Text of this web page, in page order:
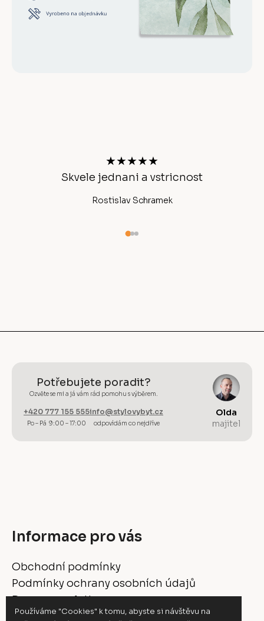
Používáme "Cookies" k tomu, abyste si návštěvu na
★★★★★
Skvele jednani a vstricnost
Rostislav Schramek
Potřebujete poradit?
Ozvěte se mi a já vám rád pomohu s výběrem.
+420 777 155 555
Po – Pá 9:00 – 17:00
info@stylovybyt.cz
odpovídám co nejdříve
Olda
majitel
Informace pro vás
Obchodní podmínky
Podmínky ochrany osobních údajů
Doprava a platba
Vrácení a reklamace